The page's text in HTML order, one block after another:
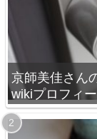
京師美佳さん
wikiプロフィ